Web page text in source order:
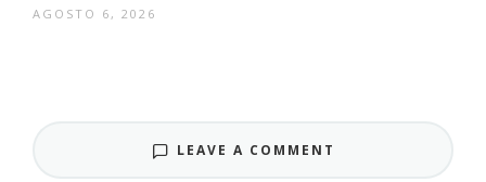
AGOSTO 6, 2026
LEAVE A COMMENT